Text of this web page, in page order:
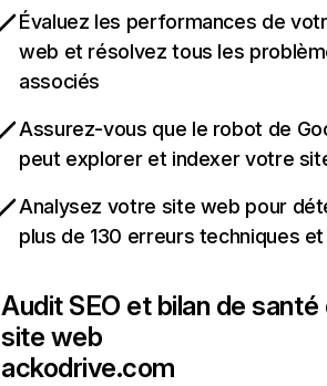
Évaluez les performances de
web et résolvez tous les
associés
Assurez-vous que le robot de
peut explorer et indexer votre
Analysez votre site web pour
plus de 130 erreurs techniques et
Audit SEO et bilan de santé
site web
ackodrive.com